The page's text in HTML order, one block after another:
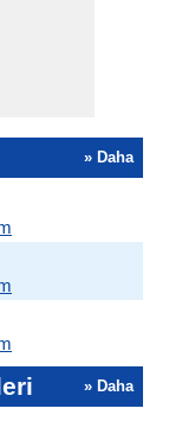
» Daha
» Daha